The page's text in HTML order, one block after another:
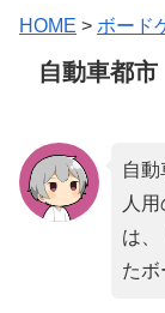
HOME > ボード
自動車都市
自
人
は、
たボ